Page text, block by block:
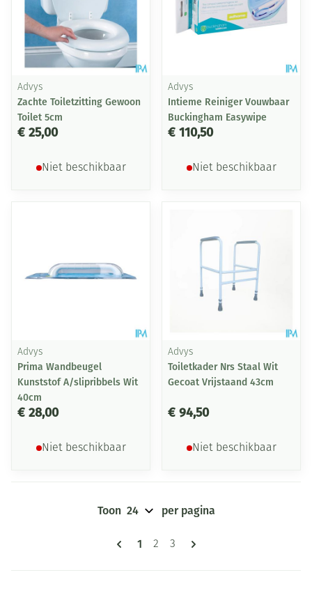
Advys
Zachte Toiletzitting Gewoon
Toilet 5cm
€ 25,00
Niet beschikbaar
Advys
Intieme Reiniger Vouwbaar
Buckingham Easywipe
€ 110,50
Niet beschikbaar
Advys
Prima Wandbeugel
Kunststof A/slipribbels Wit
40cm
€ 28,00
Niet beschikbaar
Advys
Toiletkader Nrs Staal Wit
Gecoat Vrijstaand 43cm
€ 94,50
Niet beschikbaar
Pagina's
U lees momenteel pagina
1 Pagina
2 Pagina
3
Toon per pagina